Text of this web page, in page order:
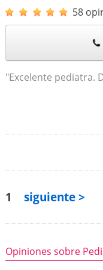
58
"Excelente pediatra.
1 siguiente >
Opiniones sobre